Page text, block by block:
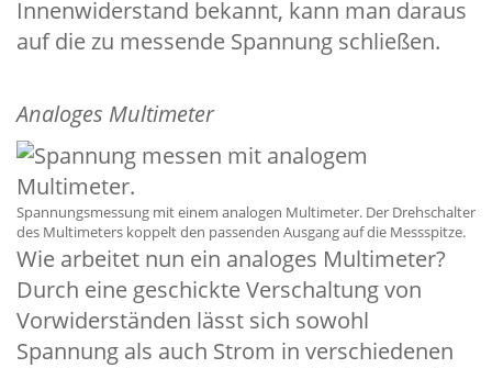
Innenwiderstand bekannt, kann man daraus
auf die zu messende Spannung schließen.
Analoges Multimeter
Spannungsmessung mit einem analogen Multimeter. Der Drehschalter
des Multimeters koppelt den passenden Ausgang auf die Messspitze.
Wie arbeitet nun ein analoges Multimeter?
Durch eine geschickte Verschaltung von
Vorwiderständen lässt sich sowohl
Spannung als auch Strom in verschiedenen